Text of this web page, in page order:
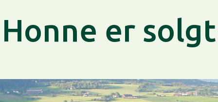
Honne er solgt